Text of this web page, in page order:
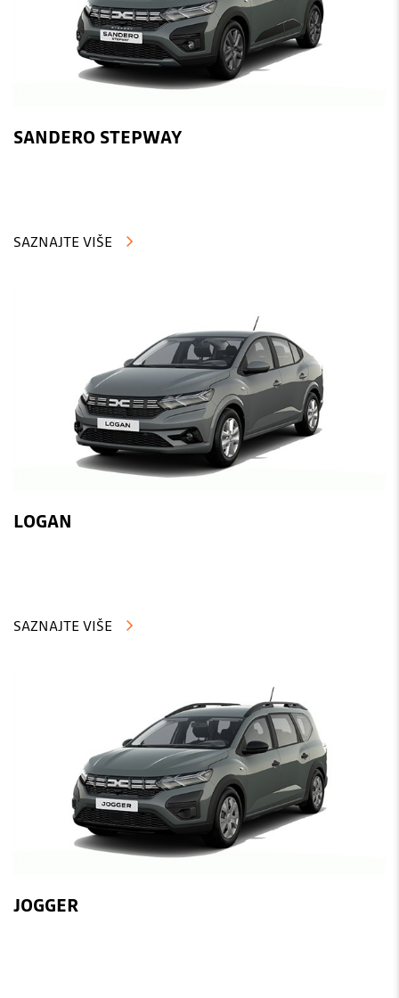
SANDERO STEPWAY
SAZNAJTE VIŠE
LOGAN
SAZNAJTE VIŠE
JOGGER